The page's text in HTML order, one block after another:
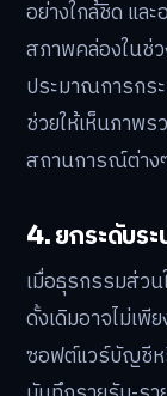
อย่างใกล้ชิด แล
สภาพคล่องในช่
ประมาณการกร
ช่วยให้เห็นภาพ
สถานการณ์ต่าง
4. ยกระดับร
เมื่อธุรกรรมส่ว
ดั้งเดิมอาจไม่เพี
ซอฟต์แวร์บัญชีห